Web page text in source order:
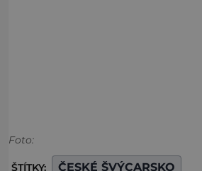
Foto:
ŠTÍTKY: ČESKÉ ŠVÝCARSKO